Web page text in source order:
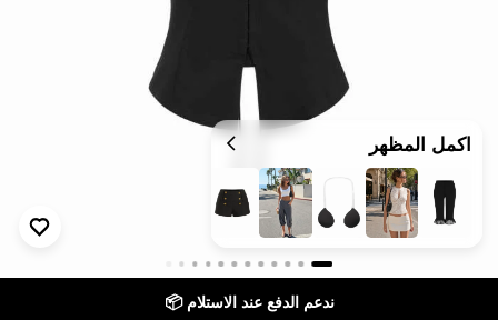
اكمل المظهر
ندعم الدفع عند الاستلام 📦